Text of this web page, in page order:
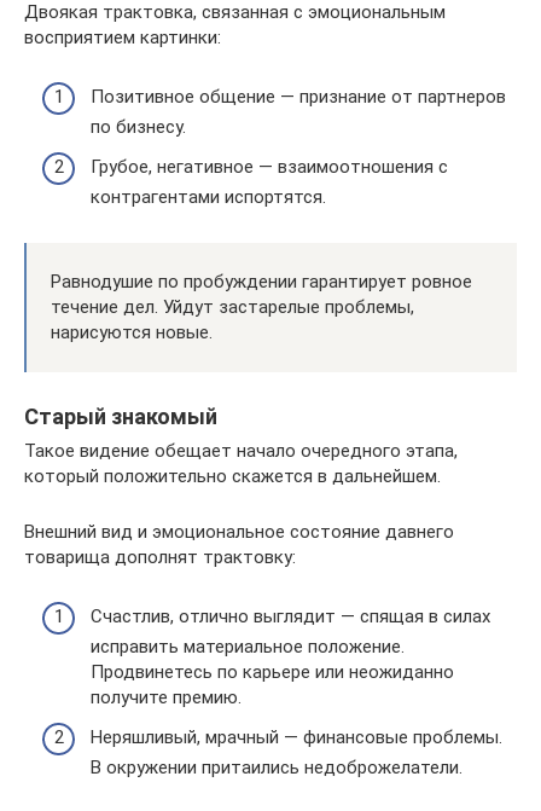
Двоякая трактовка, связанная с эмоциональным
восприятием картинки:
Позитивное общение — признание от партнеров
по бизнесу.
Грубое, негативное — взаимоотношения с
контрагентами испортятся.
Равнодушие по пробуждении гарантирует ровное
течение дел. Уйдут застарелые проблемы,
нарисуются новые.
Старый знакомый
Такое видение обещает начало очередного этапа,
который положительно скажется в дальнейшем.
Внешний вид и эмоциональное состояние давнего
товарища дополнят трактовку:
Счастлив, отлично выглядит — спящая в силах
исправить материальное положение.
Продвинетесь по карьере или неожиданно
получите премию.
Неряшливый, мрачный — финансовые проблемы.
В окружении притаились недоброжелатели.